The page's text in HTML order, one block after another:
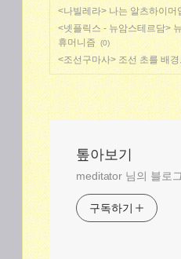
<나빌레라> 나는 알츠하이
<넷플릭스 - 뉴암스테르담>
휴머니즘 (0)
<조선구마사> 조선 초를 배
톺아보기
meditator 님의 블로
구독하기